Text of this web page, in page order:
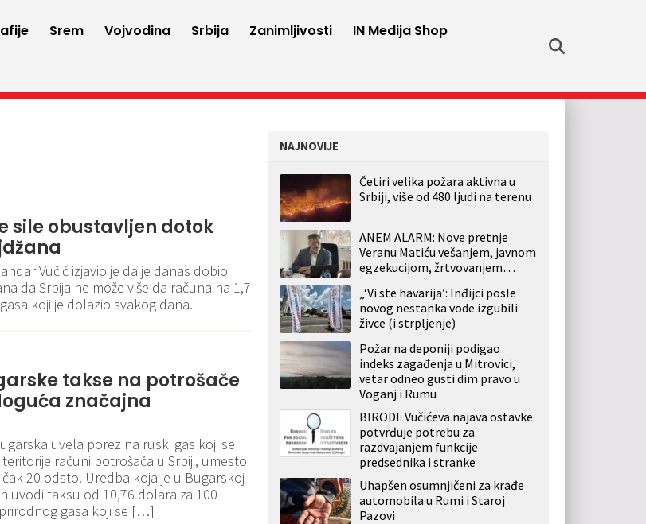
Srem Vojvodina Srbija Zanimljivosti
IN Medija Shop
sile obustavljen dotok
Vučić izjavio je da je danas dobio
da Srbija ne može više da računa na 1,7
koji je dolazio svakog dana.
takse na potrošače
značajna
uvela porez na ruski gas koji se
računi potrošača u Srbiji, umesto
20 odsto. Uredba koja je u Bugarskoj
uvodi taksu od 10,76 dolara za 100
gasa koji se […]
NAJNOVIJE
Četiri velika požara aktivna u
Srbiji, više od 480 ljudi na terenu
ANEM ALARM: Nove pretnje
Veranu Matiću vešanjem, javnom
egzekucijom, žrtvovanjem…
„‘Vi ste havarija’: Inđijci posle
novog nestanka vode izgubili
živce (i strpljenje)
Požar na deponiji podigao
indeks zagađenja u Mitrovici,
vetar odneo gusti dim pravo u
Voganj i Rumu
BIRODI: Vučićeva najava ostavke
potvrđuje potrebu za
razdvajanjem funkcije
predsednika i stranke
Uhapšen osumnjičeni za krađe
automobila u Rumi i Staroj
Pazovi